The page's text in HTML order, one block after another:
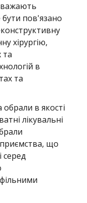
пов'язано
хірургію,
та
в
та
в якості
лікувальні
що
серед